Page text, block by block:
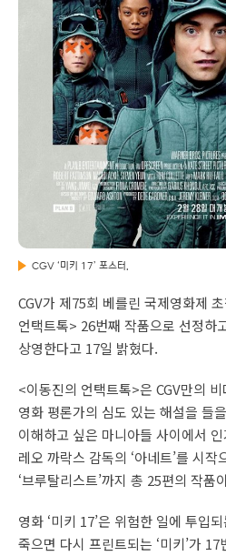
CGV ‘미키 17’ 포스터.
CGV가 제75회 베를린 국제영화제
언택트톡> 26번째 작품으로 선정하
상영한다고 17일 밝혔다.
<이동진의 언택트톡>은 CGV만의
영화 평론가의 심도 있는 해설을 들
이해하고 싶은 마니아들 사이에서
레오 까락스 감독의 ‘아네트’를 시
‘브루탈리스트’까지 총 25편의 작품
영화 ‘미키 17’은 위험한 일에 투입
죽으면 다시 프린트되는 ‘미키’가